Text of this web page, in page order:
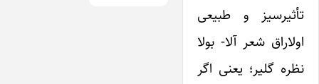
تأثیرسیز و طبیعی
اولاراق شعر آلا- بولا
نظره گلیر؛ یعنی اگر